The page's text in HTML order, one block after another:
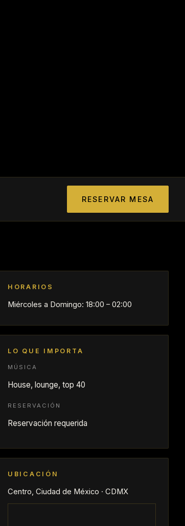
RESERVAR MESA
HORARIOS
Miércoles a Domingo: 18:00 – 02:00
LO QUE IMPORTA
MÚSICA
House, lounge, top 40
RESERVACIÓN
Reservación requerida
UBICACIÓN
Centro, Ciudad de México · CDMX